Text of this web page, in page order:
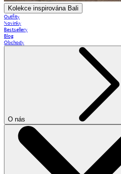
Kolekce inspirována Bali
Outfity
Novinky
Bestsellery
Blog
Obchody
O nás